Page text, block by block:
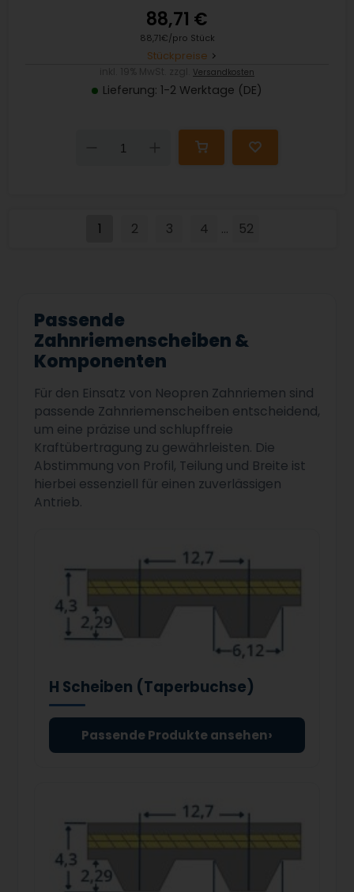
88,71 €
88,71€/pro Stück
Stückpreise
Versandkosten
Lieferung: 1-2 Werktage (DE)
Down
1 2 3 4 ... 52
Passende
Zahnriemenscheiben &
Komponenten
Für den Einsatz von Neopren Zahnriemen sind
passende Zahnriemenscheiben entscheidend,
um eine präzise und schlupffreie
Kraftübertragung zu gewährleisten. Die
Abstimmung von Profil, Teilung und Breite ist
hierbei essenziell für einen zuverlässigen
Antrieb.
H Scheiben (Taperbuchse)
Passende Produkte ansehen›